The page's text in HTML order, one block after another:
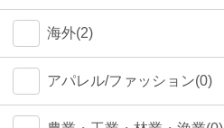
海外(2)
アパレル/ファッション(0)